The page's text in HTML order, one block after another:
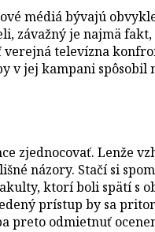
médiá bývajú
závažný je najmä
televízna
jej kampani
zjednocovať. Lenže
názory. Stačí si
ktorí boli spätí s
prístup by sa
preto odmietnuť